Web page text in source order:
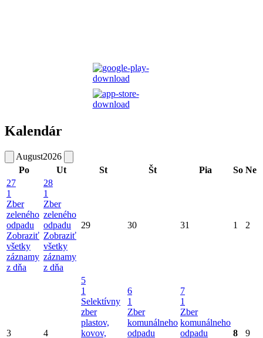
Kalendár
August2026
Po
Ut St Št Pia So Ne
27
1
Zber
zeleného
odpadu
Zobraziť
všetky
záznamy
z dňa
28
1
Zber
zeleného
odpadu
Zobraziť
všetky
záznamy
z dňa
29 30 31 1 2
3 4
5
1
Selektívny
zber
plastov,
kovov,
6
1
Zber
komunálneho
odpadu
7
1
Zber
komunálneho
odpadu
8 9